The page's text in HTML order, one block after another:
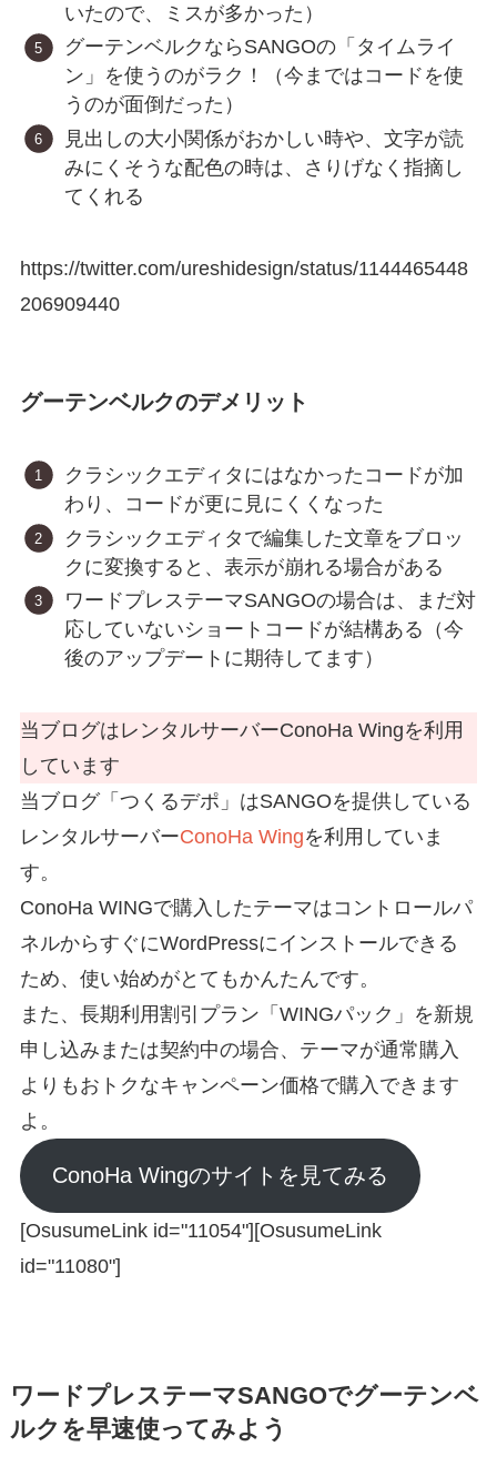
いたので、ミスが多かった）
グーテンベルクならSANGOの「タイムライ
ン」を使うのがラク！（今まではコードを使
うのが面倒だった）
見出しの大小関係がおかしい時や、文字が読
みにくそうな配色の時は、さりげなく指摘し
てくれる
https://twitter.com/ureshidesign/status/1144465448
206909440
グーテンベルクのデメリット
クラシックエディタにはなかったコードが加
わり、コードが更に見にくくなった
クラシックエディタで編集した文章をブロッ
クに変換すると、表示が崩れる場合がある
ワードプレステーマSANGOの場合は、まだ対
応していないショートコードが結構ある（今
後のアップデートに期待してます）
当ブログはレンタルサーバーConoHa Wingを利用
しています
当ブログ「つくるデポ」はSANGOを提供している
レンタルサーバーConoHa Wingを利用していま
す。
ConoHa WINGで購入したテーマはコントロールパ
ネルからすぐにWordPressにインストールできる
ため、使い始めがとてもかんたんです。
また、長期利用割引プラン「WINGパック」を新規
申し込みまたは契約中の場合、テーマが通常購入
よりもおトクなキャンペーン価格で購入できます
よ。
ConoHa Wingのサイトを見てみる
[OsusumeLink id="11054"][OsusumeLink
id="11080"]
ワードプレステーマSANGOでグーテンベ
ルクを早速使ってみよう